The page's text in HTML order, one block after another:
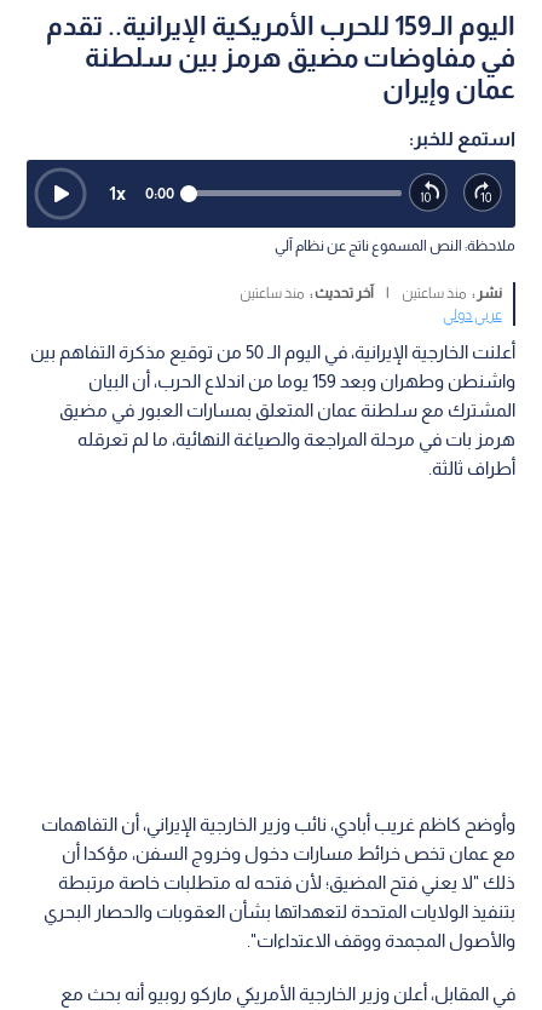
اليوم الـ159 للحرب الأمريكية الإيرانية.. تقدم
في مفاوضات مضيق هرمز بين سلطنة
عمان وإيران
استمع للخبر:
0:00
1x
ملاحظة: النص المسموع ناتج عن نظام آلي
نشر : منذ ساعتين | آخر تحديث : منذ ساعتين
عربي دولي
أعلنت الخارجية الإيرانية، في اليوم الـ 50 من توقيع مذكرة التفاهم بين
واشنطن وطهران وبعد 159 يوما من اندلاع الحرب، أن البيان
المشترك مع سلطنة عمان المتعلق بمسارات العبور في مضيق
هرمز بات في مرحلة المراجعة والصياغة النهائية، ما لم تعرقله
أطراف ثالثة.
وأوضح كاظم غريب أبادي، نائب وزير الخارجية الإيراني، أن التفاهمات
مع عمان تخص خرائط مسارات دخول وخروج السفن، مؤكدا أن
ذلك "لا يعني فتح المضيق؛ لأن فتحه له متطلبات خاصة مرتبطة
بتنفيذ الولايات المتحدة لتعهداتها بشأن العقوبات والحصار البحري
والأصول المجمدة ووقف الاعتداءات".
في المقابل، أعلن وزير الخارجية الأمريكي ماركو روبيو أنه بحث مع